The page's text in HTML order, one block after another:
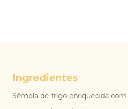
Ingredientes
Sêmola de trigo enriquecida